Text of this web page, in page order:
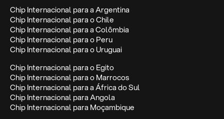
Chip Internacional para a Argentina
Chip Internacional para o Chile
Chip Internacional para a Colômbia
Chip Internacional para o Peru
Chip Internacional para o Uruguai
Chip Internacional para o Egito
Chip Internacional para o Marrocos
Chip Internacional para a África do Sul
Chip Internacional para Angola
Chip Internacional para Moçambique